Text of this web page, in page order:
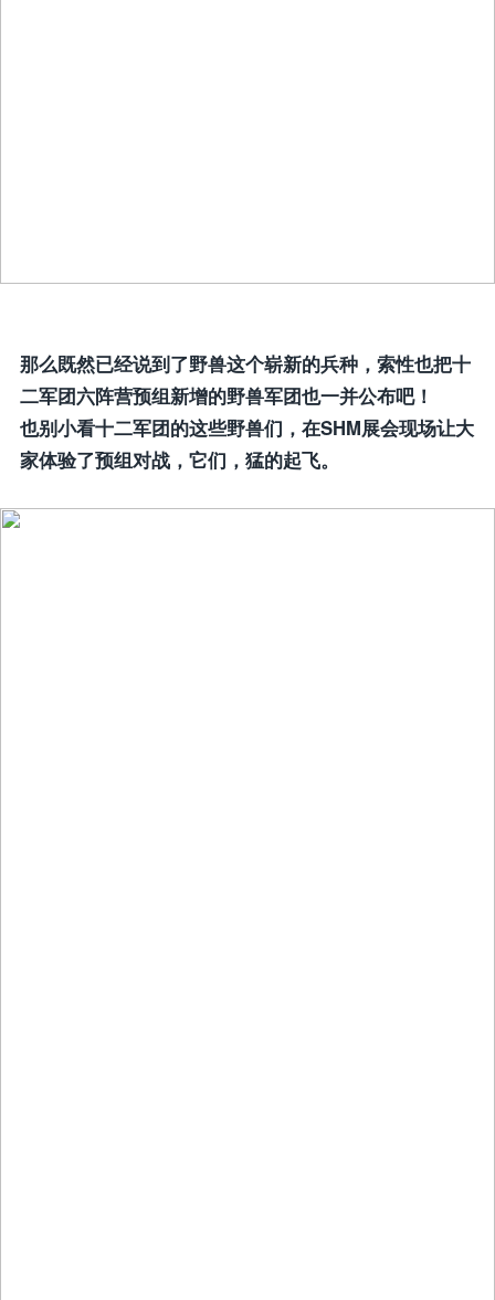
那么既然已经说到了野兽这个崭新的兵种，索性也把十
二军团六阵营预组新增的野兽军团也一并公布吧！
也别小看十二军团的这些野兽们，在SHM展会现场让大
家体验了预组对战，它们，猛的起飞。